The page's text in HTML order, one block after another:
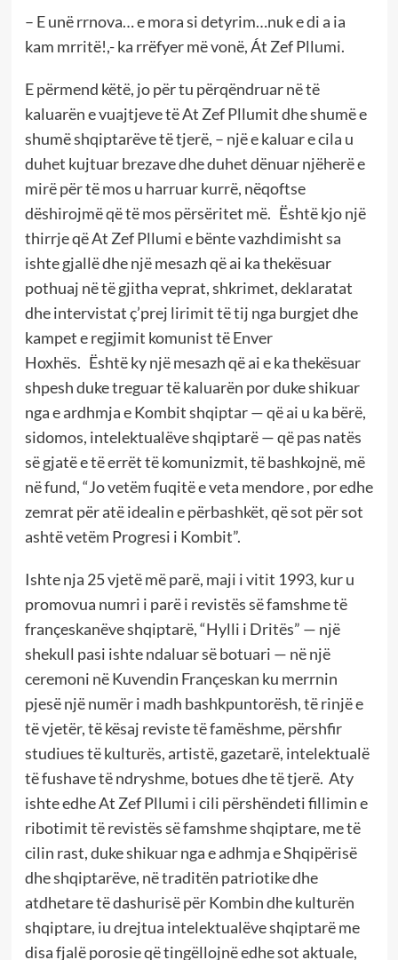
– E unë rrnova… e mora si detyrim…nuk e di a ia
kam mrritë!,- ka rrëfyer më vonë, Át Zef Pllumi.
E përmend këtë, jo për tu përqëndruar në të
kaluarën e vuajtjeve të At Zef Pllumit dhe shumë e
shumë shqiptarëve të tjerë, – një e kaluar e cila u
duhet kujtuar brezave dhe duhet dënuar njëherë e
mirë për të mos u harruar kurrë, nëqoftse
dëshirojmë që të mos përsëritet më. Është kjo një
thirrje që At Zef Pllumi e bënte vazhdimisht sa
ishte gjallë dhe një mesazh që ai ka thekësuar
pothuaj në të gjitha veprat, shkrimet, deklaratat
dhe intervistat ç’prej lirimit të tij nga burgjet dhe
kampet e regjimit komunist të Enver
Hoxhës. Është ky një mesazh që ai e ka thekësuar
shpesh duke treguar të kaluarën por duke shikuar
nga e ardhmja e Kombit shqiptar — që ai u ka bërë,
sidomos, intelektualëve shqiptarë — që pas natës
së gjatë e të errët të komunizmit, të bashkojnë, më
në fund, “Jo vetëm fuqitë e veta mendore , por edhe
zemrat për atë idealin e përbashkët, që sot për sot
ashtë vetëm Progresi i Kombit”.
Ishte nja 25 vjetë më parë, maji i vitit 1993, kur u
promovua numri i parë i revistës së famshme të
françeskanëve shqiptarë, “Hylli i Dritës” — një
shekull pasi ishte ndaluar së botuari — në një
ceremoni në Kuvendin Françeskan ku merrnin
pjesë një numër i madh bashkpuntorësh, të rinjë e
të vjetër, të kësaj reviste të famëshme, përshfir
studiues të kulturës, artistë, gazetarë, intelektualë
të fushave të ndryshme, botues dhe të tjerë. Aty
ishte edhe At Zef Pllumi i cili përshëndeti fillimin e
ribotimit të revistës së famshme shqiptare, me të
cilin rast, duke shikuar nga e adhmja e Shqipërisë
dhe shqiptarëve, në traditën patriotike dhe
atdhetare të dashurisë për Kombin dhe kulturën
shqiptare, iu drejtua intelektualëve shqiptarë me
disa fjalë porosie që tingëllojnë edhe sot aktuale,